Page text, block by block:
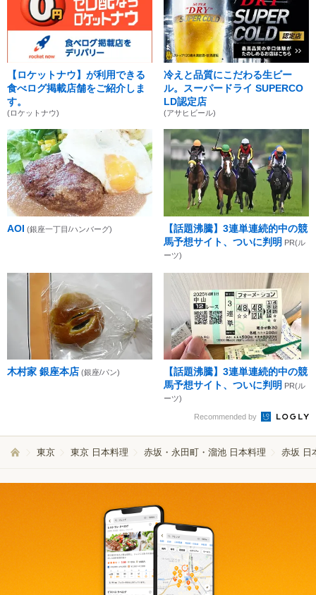
【ロケットナウ】が利用できる
食べログ掲載店舗をご紹介しま
す。
(ロケットナウ)
冷えと品質にこだわる生ビー
ル。スーパードライ SUPERCO
LD認定店
(アサヒビール)
AOI (銀座一丁目/ハンバーグ)
【話題沸騰】3連単連続的中の競
馬予想サイト、ついに判明 PR(ル
ーツ)
木村家 銀座本店 (銀座/パン)
【話題沸騰】3連単連続的中の競
馬予想サイト、ついに判明 PR(ル
ーツ)
Recommended by
東京 東京 日本料理 赤坂・永田町・溜池 日本料理 赤坂 日